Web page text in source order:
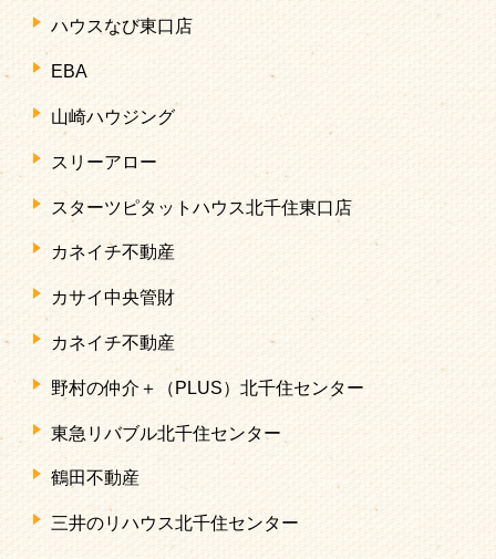
ハウスなび東口店
EBA
山崎ハウジング
スリーアロー
スターツピタットハウス北千住東口店
カネイチ不動産
カサイ中央管財
カネイチ不動産
野村の仲介＋（PLUS）北千住センター
東急リバブル北千住センター
鶴田不動産
三井のリハウス北千住センター